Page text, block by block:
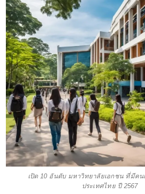
เปิด 10 อันดับ มหาวิทยาลัยเอกชน ที่มีคน
ประเทศไทย ปี 2567